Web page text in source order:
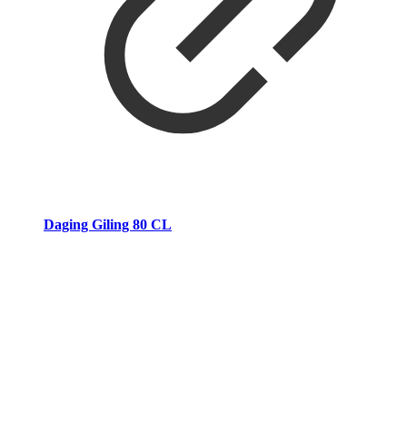
Daging Giling 80 CL